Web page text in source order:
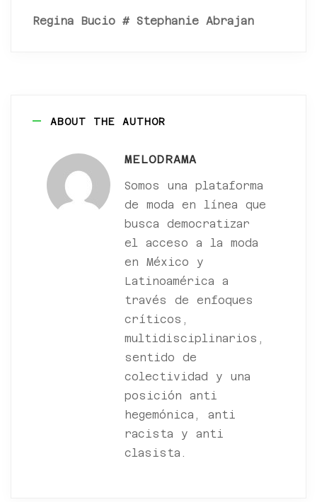
Regina Bucio # Stephanie Abrajan
ABOUT THE AUTHOR
MELODRAMA
Somos una plataforma
de moda en línea que
busca democratizar
el acceso a la moda
en México y
Latinoamérica a
través de enfoques
críticos,
multidisciplinarios,
sentido de
colectividad y una
posición anti
hegemónica, anti
racista y anti
clasista.